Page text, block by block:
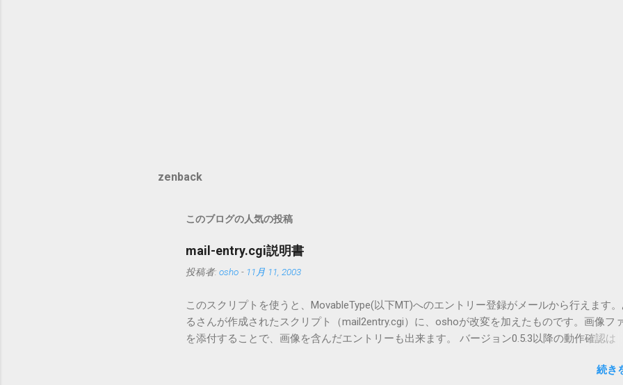
zenback
このブログの人気の投稿
mail-entry.cgi説明書
投稿者: osho - 11月 11, 2003
このスクリプトを使うと、MovableType(以下MT)へのエントリー登録がメールから行えます
るさんが作成されたスクリプト（mail2entry.cgi）に、oshoが改変を加えたものです。画像フ
を添付することで、画像を含んだエントリーも出来ます。 バージョン0.5.3以降の動作確認は
す。 現在のバージョンは0.5.3です。（2004/12/4リリース）※0.6.3を公開しています。まだ
続き